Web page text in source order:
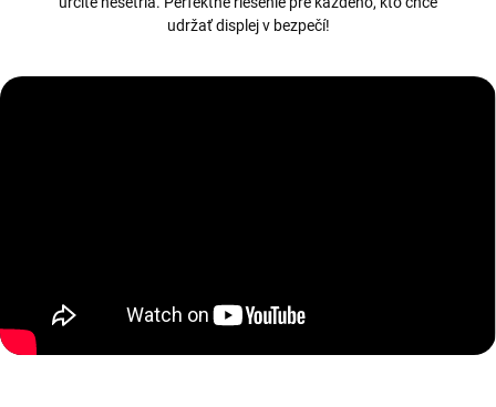
udržať displej v bezpečí!